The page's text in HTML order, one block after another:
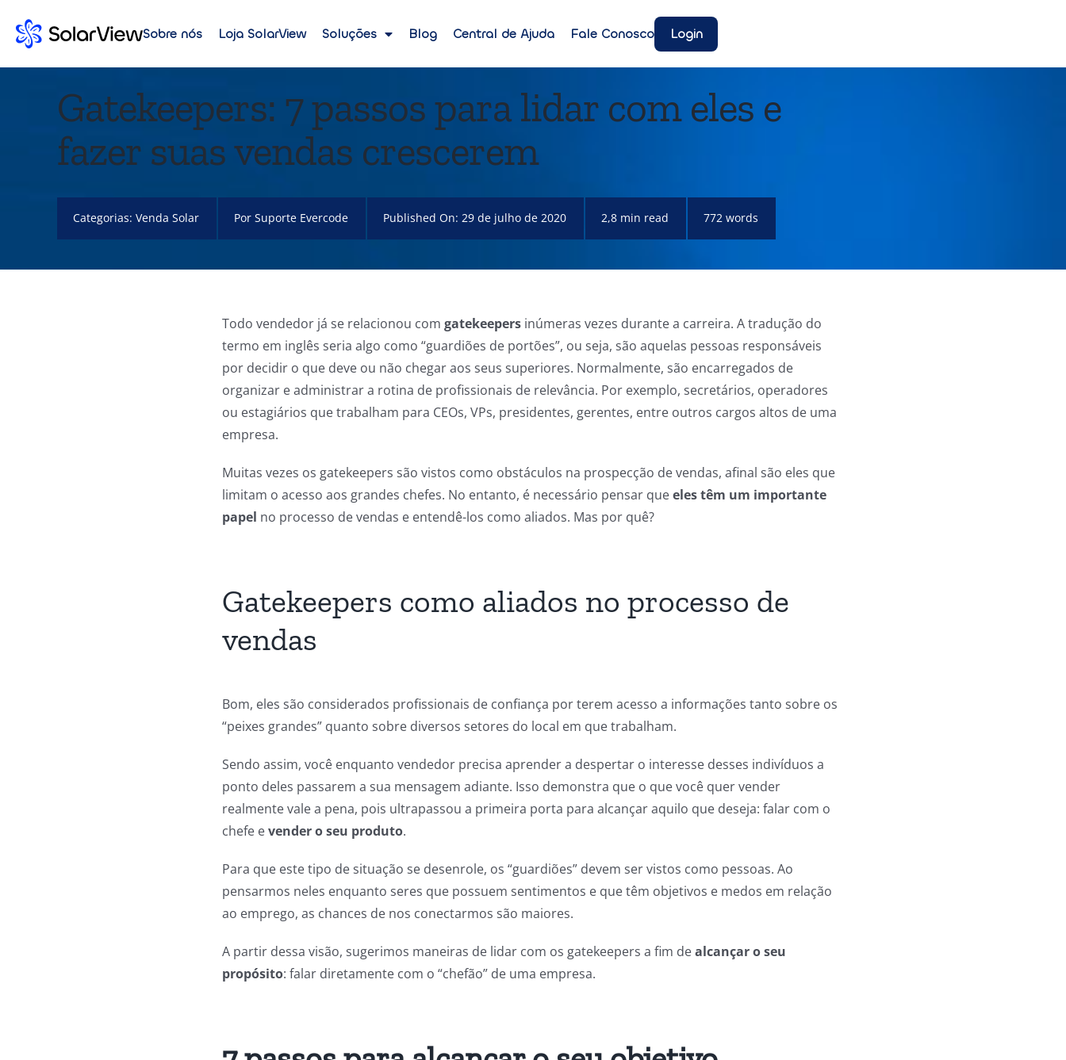
Sobre nós Loja SolarView Soluções Blog Central de Ajuda Fale Conosco Login
Gatekeepers: 7 passos para lidar com eles e
fazer suas vendas crescerem
Categorias: Venda Solar Por Suporte Evercode Published On: 29 de julho de 2020 2,8 min read 772 words
Todo vendedor já se relacionou com gatekeepersinúmeras vezes durante a carreira. A tradução do
termo em inglês seria algo como “guardiões de portões”, ou seja, são aquelas pessoas responsáveis
por decidir o que deve ou não chegar aos seus superiores. Normalmente, são encarregados de
organizar e administrar a rotina de profissionais de relevância. Por exemplo, secretários, operadores
ou estagiários que trabalham para CEOs, VPs, presidentes, gerentes, entre outros cargos altos de uma
empresa.
Muitas vezes os gatekeepers são vistos como obstáculos na prospecção de vendas, afinal são eles que
limitam o acesso aos grandes chefes. No entanto, é necessário pensar queeles têm um importante
papel no processo de vendas e entendê-los como aliados. Mas por quê?
Gatekeepers como aliados no processo de
vendas
Bom, eles são considerados profissionais de confiança por terem acesso a informações tanto sobre os
“peixes grandes” quanto sobre diversos setores do local em que trabalham.
Sendo assim, você enquanto vendedor precisa aprender a despertar o interesse desses indivíduos a
ponto deles passarem a sua mensagem adiante. Isso demonstra que o que você quer vender
realmente vale a pena, pois ultrapassou a primeira porta para alcançar aquilo que deseja: falar com o
chefe evender o seu produto.
Para que este tipo de situação se desenrole, os “guardiões” devem ser vistos como pessoas. Ao
pensarmos neles enquanto seres que possuem sentimentos e que têm objetivos e medos em relação
ao emprego, as chances de nos conectarmos são maiores.
A partir dessa visão, sugerimos maneiras de lidar com os gatekeepers a fim dealcançar o seu
propósito: falar diretamente com o “chefão” de uma empresa.